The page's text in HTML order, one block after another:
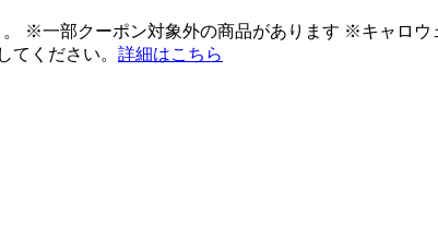
※一部クーポン対象外の商品があります ※キャロ
てください。 詳細はこちら